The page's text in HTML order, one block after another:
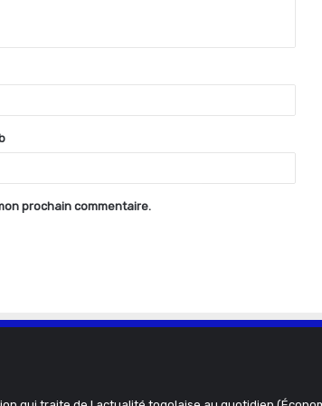
prochain commentaire.